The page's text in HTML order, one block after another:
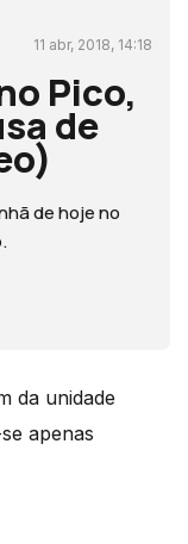
11 abr, 2018, 14:18
Pico,
de
de hoje no
da unidade
apenas